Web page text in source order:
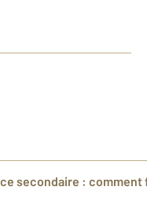
secondaire : comment